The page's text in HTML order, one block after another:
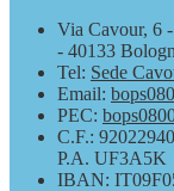
Via Cavour, 6
- 40133
Tel: Sede
Email:
PEC:
C.F.:
P.A. UF3A5K
IBAN: